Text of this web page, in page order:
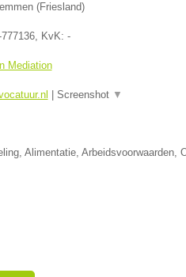
(Friesland)
, KvK: -
Mediation
Screenshot ▼
Alimentatie, Arbeidsvoorwaarden,